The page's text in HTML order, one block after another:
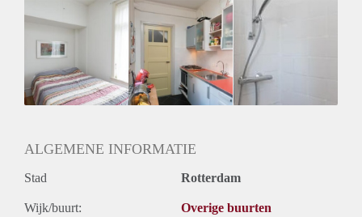
Gedeelde Douche: Ja
Gedeelde woonkamer: Ja
Huisgenoten: Ja
Geslacht huisgenoten: Gemengd
ALGEMENE INFORMATIE
Stad Rotterdam
Wijk/buurt: Overige buurten